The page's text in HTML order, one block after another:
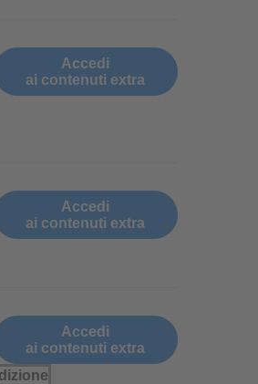
Accedi
ai contenuti extra
Accedi
ai contenuti extra
Accedi
ai contenuti extra